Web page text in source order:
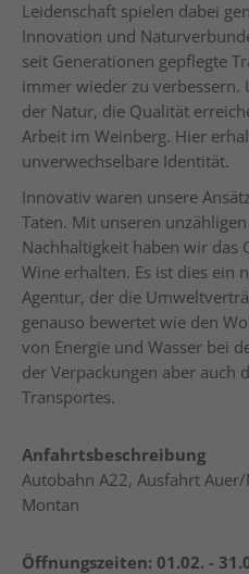
Leidenschaft spielen dabei
Innovation und
seit Generationen gepflegte
immer wieder zu verbessern.
der Natur, die Qualität
Arbeit im Weinberg. Hier
unverwechselbare Identität.
Innovativ waren unsere
Taten. Mit unseren
Nachhaltigkeit haben wir das
Wine erhalten. Es ist dies ein
Agentur, der die
genauso bewertet wie den
von Energie und Wasser bei
der Verpackungen aber auch
Transportes.
Anfahrtsbeschreibung
Autobahn A22, Ausfahrt
Montan
Öffnungszeiten: 01.02. -